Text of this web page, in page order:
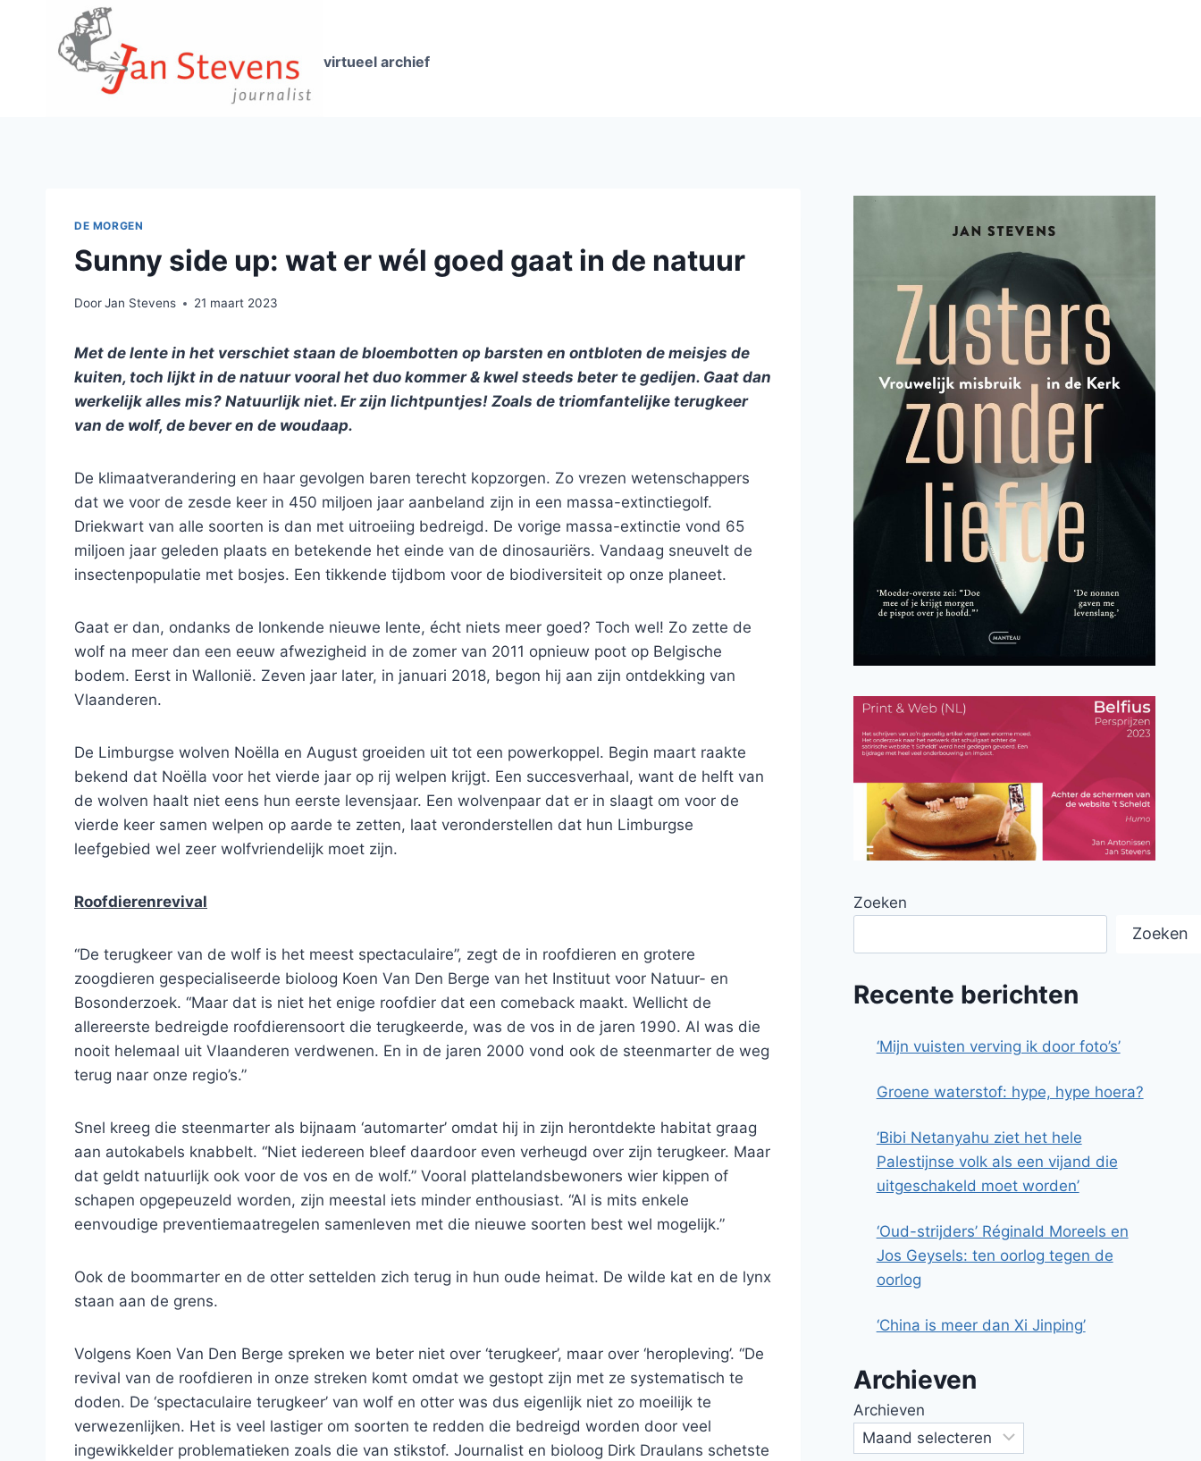
virtueel archief
DE MORGEN
Sunny side up: wat er wél goed gaat in de natuur
DoorJan Stevens 21 maart 2023
Met de lente in het verschiet staan de bloembotten op barsten en ontbloten de meisjes de
kuiten, toch lijkt in de natuur vooral het duo kommer & kwel steeds beter te gedijen. Gaat dan
werkelijk alles mis? Natuurlijk niet. Er zijn lichtpuntjes! Zoals de triomfantelijke terugkeer
van de wolf, de bever en de woudaap.
De klimaatverandering en haar gevolgen baren terecht kopzorgen. Zo vrezen wetenschappers
dat we voor de zesde keer in 450 miljoen jaar aanbeland zijn in een massa-extinctiegolf.
Driekwart van alle soorten is dan met uitroeiing bedreigd. De vorige massa-extinctie vond 65
miljoen jaar geleden plaats en betekende het einde van de dinosauriërs. Vandaag sneuvelt de
insectenpopulatie met bosjes. Een tikkende tijdbom voor de biodiversiteit op onze planeet.
Gaat er dan, ondanks de lonkende nieuwe lente, écht niets meer goed? Toch wel! Zo zette de
wolf na meer dan een eeuw afwezigheid in de zomer van 2011 opnieuw poot op Belgische
bodem. Eerst in Wallonië. Zeven jaar later, in januari 2018, begon hij aan zijn ontdekking van
Vlaanderen.
De Limburgse wolven Noëlla en August groeiden uit tot een powerkoppel. Begin maart raakte
bekend dat Noëlla voor het vierde jaar op rij welpen krijgt. Een succesverhaal, want de helft van
de wolven haalt niet eens hun eerste levensjaar. Een wolvenpaar dat er in slaagt om voor de
vierde keer samen welpen op aarde te zetten, laat veronderstellen dat hun Limburgse
leefgebied wel zeer wolfvriendelijk moet zijn.
Roofdierenrevival
“De terugkeer van de wolf is het meest spectaculaire”, zegt de in roofdieren en grotere
zoogdieren gespecialiseerde bioloog Koen Van Den Berge van het Instituut voor Natuur- en
Bosonderzoek. “Maar dat is niet het enige roofdier dat een comeback maakt. Wellicht de
allereerste bedreigde roofdierensoort die terugkeerde, was de vos in de jaren 1990. Al was die
nooit helemaal uit Vlaanderen verdwenen. En in de jaren 2000 vond ook de steenmarter de weg
terug naar onze regio’s.”
Snel kreeg die steenmarter als bijnaam ‘automarter’ omdat hij in zijn herontdekte habitat graag
aan autokabels knabbelt. “Niet iedereen bleef daardoor even verheugd over zijn terugkeer. Maar
dat geldt natuurlijk ook voor de vos en de wolf.” Vooral plattelandsbewoners wier kippen of
schapen opgepeuzeld worden, zijn meestal iets minder enthousiast. “Al is mits enkele
eenvoudige preventiemaatregelen samenleven met die nieuwe soorten best wel mogelijk.”
Ook de boommarter en de otter settelden zich terug in hun oude heimat. De wilde kat en de lynx
staan aan de grens.
Volgens Koen Van Den Berge spreken we beter niet over ‘terugkeer’, maar over ‘heropleving’. “De
revival van de roofdieren in onze streken komt omdat we gestopt zijn met ze systematisch te
doden. De ‘spectaculaire terugkeer’ van wolf en otter was dus eigenlijk niet zo moeilijk te
verwezenlijken. Het is veel lastiger om soorten te redden die bedreigd worden door veel
ingewikkelder problematieken zoals die van stikstof. Journalist en bioloog Dirk Draulans schetste
Zoeken
Zoeken
Recente berichten
‘Mijn vuisten verving ik door foto’s’
Groene waterstof: hype, hype hoera?
‘Bibi Netanyahu ziet het hele
Palestijnse volk als een vijand die
uitgeschakeld moet worden’
‘Oud-strijders’ Réginald Moreels en
Jos Geysels: ten oorlog tegen de
oorlog
‘China is meer dan Xi Jinping’
Archieven
Archieven